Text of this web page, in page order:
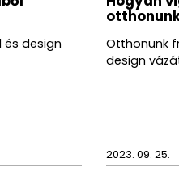
és design
Otthonunk
design
2023. 09. 25.